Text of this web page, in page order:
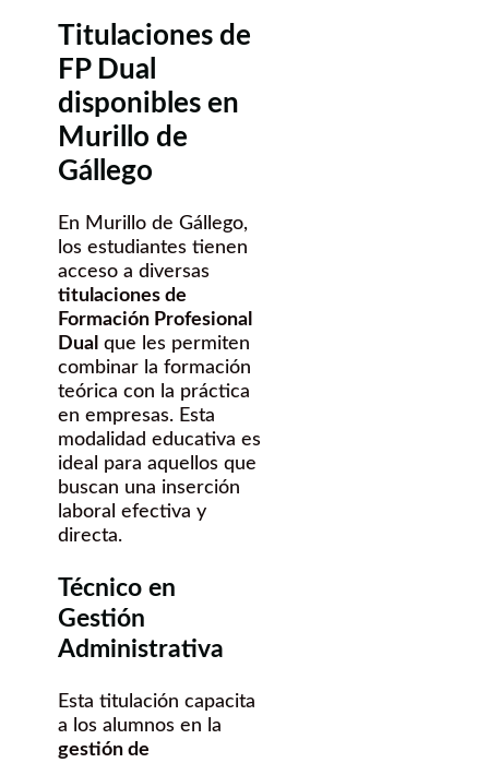
Titulaciones de
FP Dual
disponibles en
Murillo de
Gállego
En Murillo de Gállego,
los estudiantes tienen
acceso a diversas
titulaciones de
Formación Profesional
Dual que les permiten
combinar la formación
teórica con la práctica
en empresas. Esta
modalidad educativa es
ideal para aquellos que
buscan una inserción
laboral efectiva y
directa.
Técnico en
Gestión
Administrativa
Esta titulación capacita
a los alumnos en la
gestión de